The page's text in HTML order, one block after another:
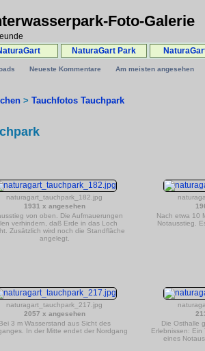
Foto-Galerie
NaturaGart Park
Neueste Kommentare Am meisten angesehen
> Tauchfotos Tauchpark
naturagart_tauchpark_182.jpg
1931 x angesehen
von oben. Die Aufmauerungen
verhindern, daß Erde in das Loch
Zusätzlich wird noch die Standfläche
angelegt.
Nach etwa 10
Notausstieg.
naturagart_tauchpark_217.jpg
2057 x angesehen
Bei 3 m Wasserstand aus Sicht des
In der Mitte endet der Nordgang
Die Osthalle
Erlebnissen: Ein
eines